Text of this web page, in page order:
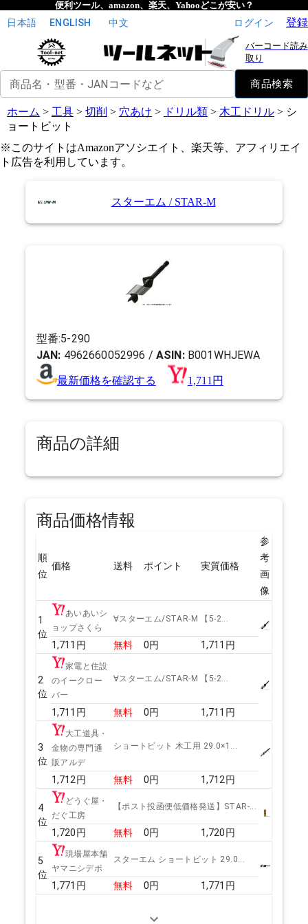
便利ツール、amazon、楽天、Yahooどこが安い？
日本語 ENGLISH 中文 ログイン 登録
バーコード読み
取り
商品名・型番・JANコードなど 商品検索
ホーム > 工具 > 切削 > 穴あけ > ドリル類 > 木工ドリル > シ
ョートビット
※このサイトはAmazonアソシエイト、楽天等、アフィリエイ
ト広告を利用しています。
スターエム / STAR-M
型番:5-290
JAN: 4962660052996 / ASIN: B001WHJEWA
最新価格を確認する 1,711円
商品の詳細
商品価格情報
順
位
価格 送料 ポイント 実質価格
参
考
画
像
1
位
あいあいシ
ョップさくら
∀スターエム/STAR-M 【5-2...
1,711 円 無料 0円 1,711 円
2
位
家電と住設
のイークロー
バー
∀スターエム/STAR-M 【5-2...
1,711 円 無料 0円 1,711 円
3
位
大工道具・
金物の専門通
販アルデ
ショートビット 木工用 29.0×1...
1,712円 無料 0円 1,712円
4
位
どうぐ屋・
だぐ工房
【ポスト投函便低価格発送】STAR-...
1,720円 無料 0円 1,720円
5
位
現場屋本舗
ヤマニシデポ
スターエム ショートビット 29.0...
1,771 円 無料 0円 1,771 円